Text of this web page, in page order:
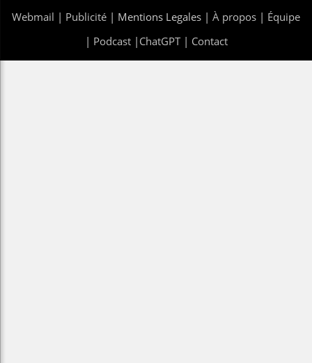
Webmail | Publicité | Mentions Legales | À propos | Équipe
| Podcast| ChatGPT| Contact